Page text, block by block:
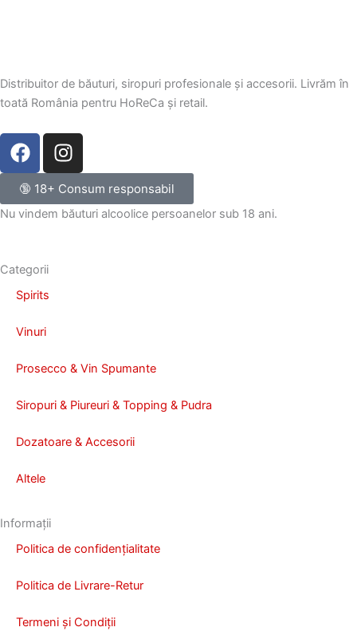
Distribuitor de băuturi, siropuri profesionale și accesorii. Livrăm în
toată România pentru HoReCa și retail.
F
a
c
e
b
o
k
I
n
s
t
a
🔞 18+ Consum responsabil
Nu vindem băuturi alcoolice persoanelor sub 18 ani.
Categorii
Spirits
Vinuri
Prosecco & Vin Spumante
Siropuri & Piureuri & Topping & Pudra
Dozatoare & Accesorii
Altele
Informații
Politica de confidențialitate
Politica de Livrare-Retur
Termeni și Condiții